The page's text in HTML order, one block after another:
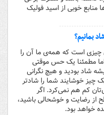
منابع خوبی از اسید فولیک
بمانیم؟
چیزی است که همه‌ی ما آن را
مطمئنا یک حس موقتی
شاد بودید و هیچ نگرانی
چیز خوشایند شما را شادتر
کم هم نمی‌کرد. اگر
رضایت و خوشحالی باشید،
خواهد بود.